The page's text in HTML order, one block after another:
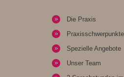
Die Praxis
Praxisschwerpunkte
Spezielle Angebote
Unser Team